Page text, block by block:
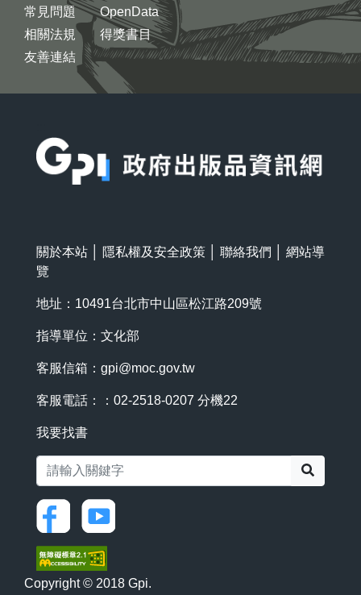
常見問題
相關法規
友善連結
OpenData
得獎書目
關於本站 隱私權及安全政策 聯絡我們
網站導
覽
地址：10491台北市中山區松江路209號
指導單位：文化部
客服信箱： gpi@moc.gov.tw
客服電話：：02-2518-0207 分機22
我要找書
Copyright © 2018 Gpi.